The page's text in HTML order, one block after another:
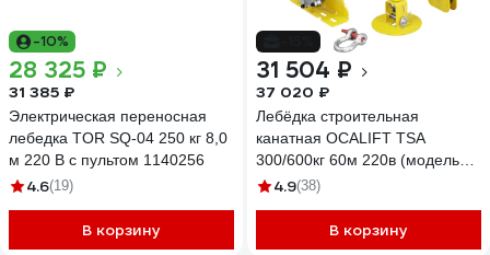
-10%
28 325 ₽
31 385 ₽
Электрическая переносная
лебедка TOR SQ-04 250 кг 8,0
м 220 В с пультом 1140256
4.6(19)
В корзину
31 504 ₽
37 020 ₽
Лебёдка строительная
канатная OCALIFT TSA
300/600кг 60м 220в (модель
500кг) (алюминиевый корпус)
4.9(38)
В корзину